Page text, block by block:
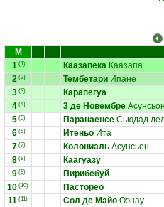
М
1 (1) Каазапека Каазапа
2 (2) Тембетари Ипане
3 (3)
Карапегуа
4 (4) 3 де Новембре Асунсьон
5 (5) Паранаенсе Сьюдад
6 (6) Итеньо Ита
7 (7) Колониаль Асунсьон
8 (8)
Каагуазу
9 (9)
Пирибебуй
10 (10)
Пасторео
11 (11) Сол де Майо Оэнау